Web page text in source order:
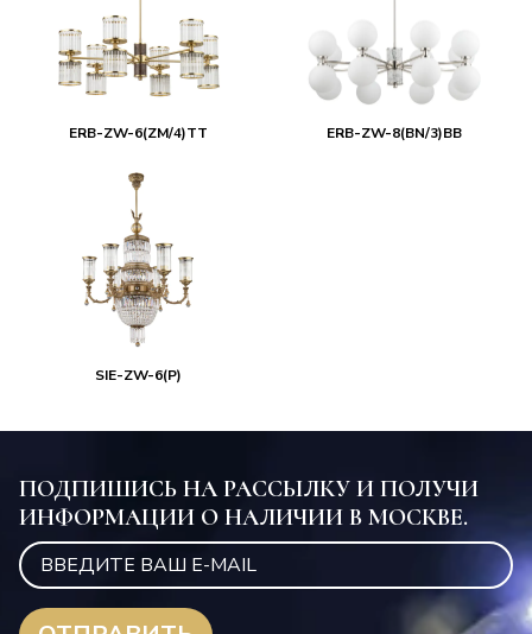
ERB-ZW-6(ZM/4)TT ERB-ZW-8(BN/3)BB
SIE-ZW-6(P)
ПОДПИШИСЬ НА РАССЫЛКУ И ПОЛУЧИ
ИНФОРМАЦИИ О НАЛИЧИИ В МОСКВЕ.